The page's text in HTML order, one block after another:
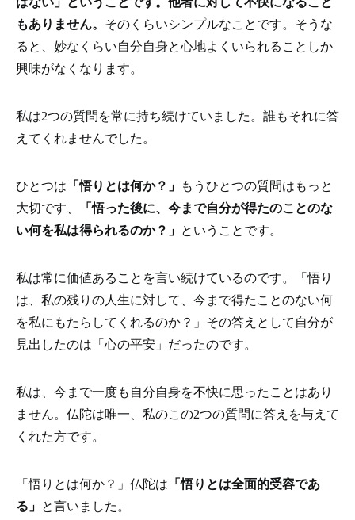
もありません。 そのくらいシンプルなことです。そうな
ると、妙なくらい自分自身と心地よくいられることしか
興味がなくなります。
私は2つの質問を常に持ち続けていました。誰もそれに答
えてくれませんでした。
ひとつは 「悟りとは何か？」
もうひとつの質問はもっと
大切です、
「悟った後に、今まで自分が得たのことのな
い何を私は得られるのか？」 ということです。
私は常に価値あることを言い続けているのです。「悟り
は、私の残りの人生に対して、今まで得たことのない何
を私にもたらしてくれるのか？」その答えとして自分が
見出したのは「心の平安」だったのです。
私は、今まで一度も自分自身を不快に思ったことはあり
ません。仏陀は唯一、私のこの2つの質問に答えを与えて
くれた方です。
「悟りとは何か？」仏陀は 「悟りとは全面的受容であ
る」 と言いました。